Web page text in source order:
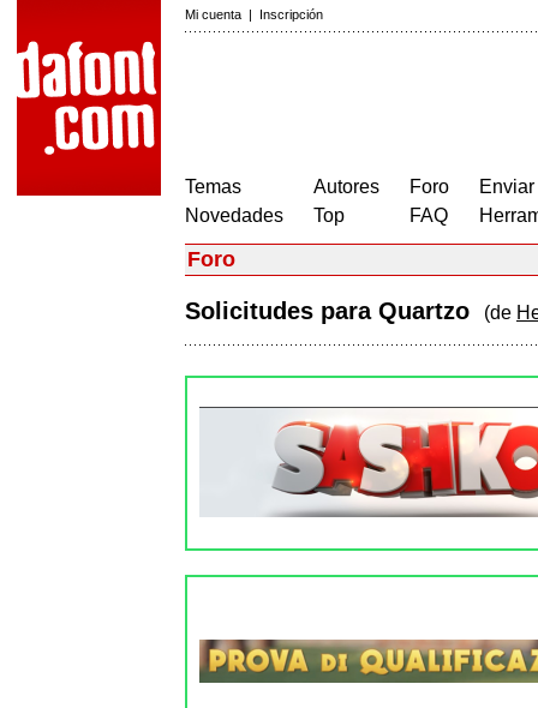
Mi cuenta | Inscripción
Temas
Novedades
Autores
Top
Foro
FAQ
Foro
Solicitudes para Quartzo (de